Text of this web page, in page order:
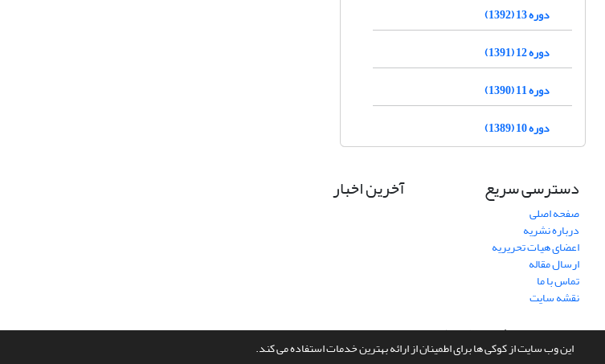
این وب سایت از کوکی ها برای اطمینان از ارائه بهترین خدمات استفاده می کند.
دوره 13 (1392)
دوره 12 (1391)
دوره 11 (1390)
دوره 10 (1389)
دسترسی سریع
صفحه اصلی
درباره نشریه
اعضای هیات تحریریه
ارسال مقاله
تماس با ما
نقشه سایت
آخرین اخبار
سامانه مدیریت نشریات علمی.طراحی و پیاده سازی ازسیناوب